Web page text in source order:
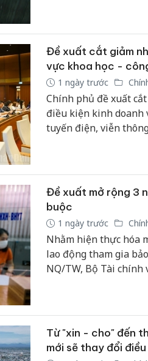
Đề xuất cắt giảm
vực khoa học -
1 ngày trước
Chính phủ đề xuất
điều kiện kinh doanh
tuyến điện, viễn
Đề xuất mở rộng 3
buộc
1 ngày trước
Nhằm hiện thực hóa
lao động tham gia
NQ/TW, Bộ Tài
41/2024/QH15.
Từ "xin - cho" đến
mới sẽ thay đổi điều